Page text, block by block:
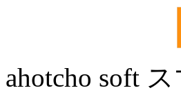
ahotcho soft